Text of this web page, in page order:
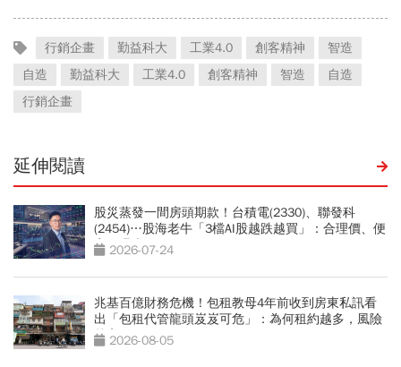
行銷企畫 勤益科大 工業4.0 創客精神
智造
自造
勤益科大 工業4.0 創客精神 智造
自造
行銷企畫
延伸閱讀
股災蒸發一間房頭期款！台積電(2330)、聯發科
(2454)…股海老牛「3檔AI股越跌越買」：合理價、便
宜價曝光
2026-07-24
兆基百億財務危機！包租教母4年前收到房東私訊看
出「包租代管龍頭岌岌可危」：為何租約越多，風險
越高？
2026-08-05